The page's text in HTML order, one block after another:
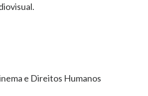
e Direitos Humanos